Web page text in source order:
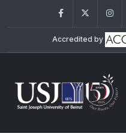
FacebookTwitter
Accredited by